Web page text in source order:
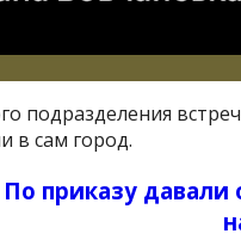
подразделения
в сам город.
По приказу